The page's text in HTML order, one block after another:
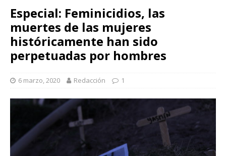
Especial: Feminicidios, las
muertes de las mujeres
históricamente han sido
perpetuadas por hombres
6 marzo, 2020